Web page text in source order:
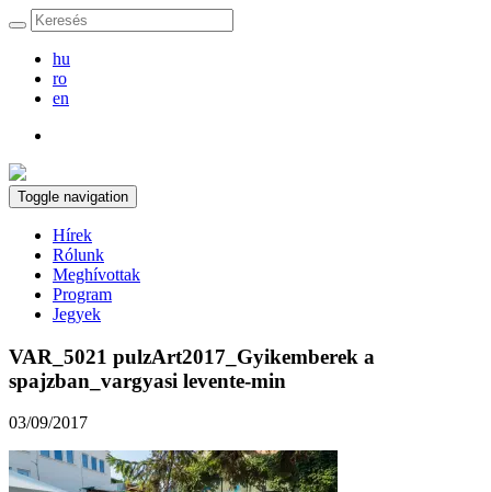
hu
ro
en
Toggle navigation
Hírek
Rólunk
Meghívottak
Program
Jegyek
VAR_5021 pulzArt2017_Gyikemberek a
spajzban_vargyasi levente-min
03/09/2017